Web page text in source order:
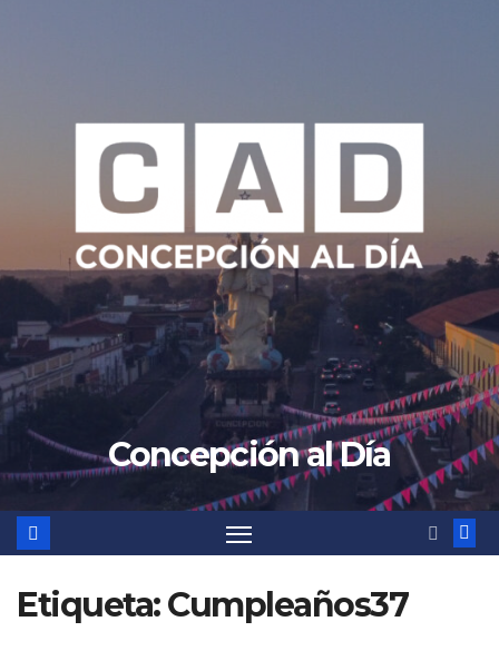
Concepción al Día
Etiqueta:Cumpleaños37